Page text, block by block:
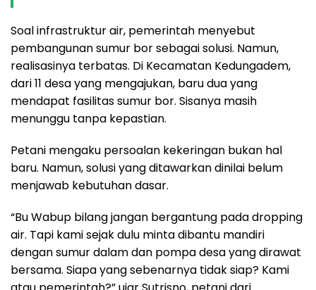
Soal infrastruktur air, pemerintah menyebut
pembangunan sumur bor sebagai solusi. Namun,
realisasinya terbatas. Di Kecamatan Kedungadem,
dari 11 desa yang mengajukan, baru dua yang
mendapat fasilitas sumur bor. Sisanya masih
menunggu tanpa kepastian.
Petani mengaku persoalan kekeringan bukan hal
baru. Namun, solusi yang ditawarkan dinilai belum
menjawab kebutuhan dasar.
“Bu Wabup bilang jangan bergantung pada dropping
air. Tapi kami sejak dulu minta dibantu mandiri
dengan sumur dalam dan pompa desa yang dirawat
bersama. Siapa yang sebenarnya tidak siap? Kami